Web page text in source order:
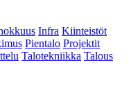
Infra Kiinteistöt
Pientalo Projektit
Talotekniikka Talous